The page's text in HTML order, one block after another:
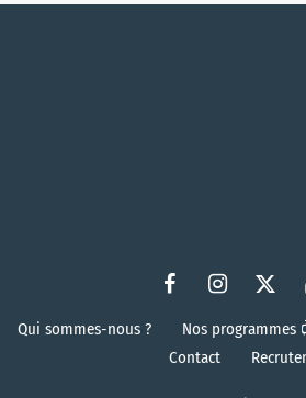
Qui sommes-nous ? Nos programmes
Contact